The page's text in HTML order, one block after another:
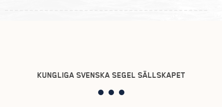
KUNGLIGA SVENSKA SEGEL SÄLLSKAPET